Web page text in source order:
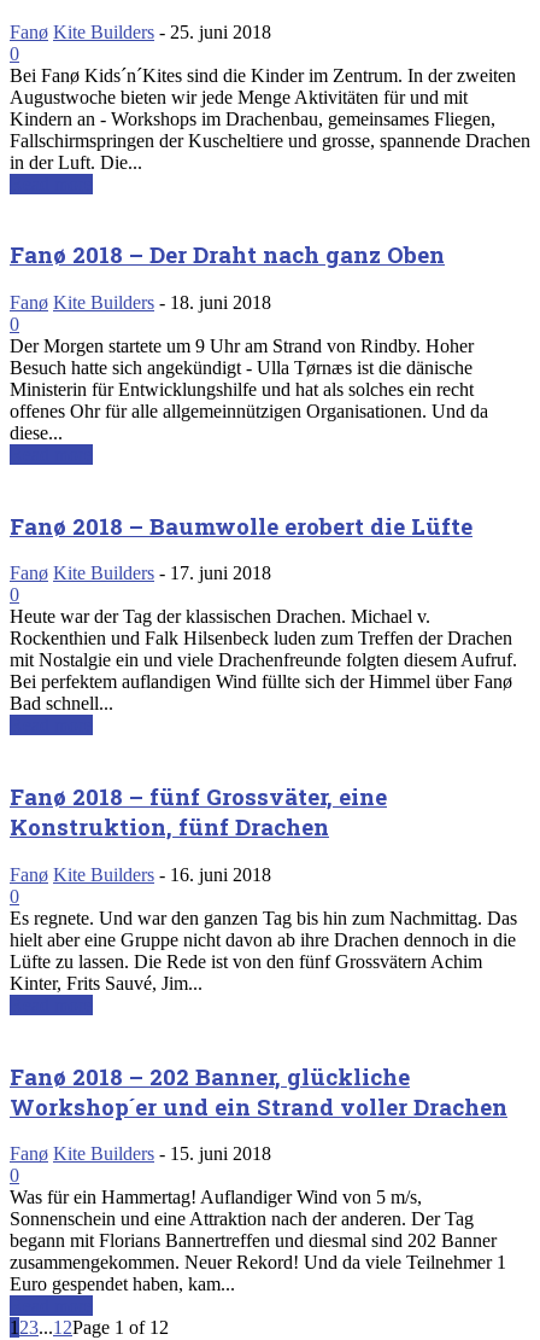
Fanø Kite Builders - 25. juni 2018
0
Bei Fanø Kids´n´Kites sind die Kinder im Zentrum. In der zweiten
Augustwoche bieten wir jede Menge Aktivitäten für und mit
Kindern an - Workshops im Drachenbau, gemeinsames Fliegen,
Fallschirmspringen der Kuscheltiere und grosse, spannende Drachen
in der Luft. Die...
Fanø 2018 – Der Draht nach ganz Oben
Fanø Kite Builders - 18. juni 2018
0
Der Morgen startete um 9 Uhr am Strand von Rindby. Hoher
Besuch hatte sich angekündigt - Ulla Tørnæs ist die dänische
Ministerin für Entwicklungshilfe und hat als solches ein recht
offenes Ohr für alle allgemeinnützigen Organisationen. Und da
diese...
Fanø 2018 – Baumwolle erobert die Lüfte
Fanø Kite Builders - 17. juni 2018
0
Heute war der Tag der klassischen Drachen. Michael v.
Rockenthien und Falk Hilsenbeck luden zum Treffen der Drachen
mit Nostalgie ein und viele Drachenfreunde folgten diesem Aufruf.
Bei perfektem auflandigen Wind füllte sich der Himmel über Fanø
Bad schnell...
Fanø 2018 – fünf Grossväter, eine
Konstruktion, fünf Drachen
Fanø Kite Builders - 16. juni 2018
0
Es regnete. Und war den ganzen Tag bis hin zum Nachmittag. Das
hielt aber eine Gruppe nicht davon ab ihre Drachen dennoch in die
Lüfte zu lassen. Die Rede ist von den fünf Grossvätern Achim
Kinter, Frits Sauvé, Jim...
Fanø 2018 – 202 Banner, glückliche
Workshop´er und ein Strand voller Drachen
Fanø Kite Builders - 15. juni 2018
0
Was für ein Hammertag! Auflandiger Wind von 5 m/s,
Sonnenschein und eine Attraktion nach der anderen. Der Tag
begann mit Florians Bannertreffen und diesmal sind 202 Banner
zusammengekommen. Neuer Rekord! Und da viele Teilnehmer 1
Euro gespendet haben, kam...
1 23...12Page 1 of 12